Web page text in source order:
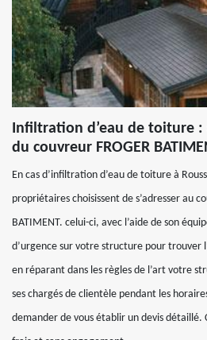
Infiltration d’eau de toiture :
du couvreur FROGER
En cas d’infiltration d’eau de toiture à
propriétaires choisissent de s’adresser au
BATIMENT. celui-ci, avec l’aide de son
d’urgence sur votre structure pour trouver
en réparant dans les règles de l’art votre
ses chargés de clientèle pendant les
demander de vous établir un devis détaillé.